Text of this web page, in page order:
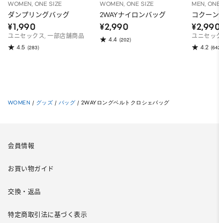
WOMEN, ONE SIZE
ダンプリングバッグ
¥1,990
ユニセックス, 一部店舗商品
4.5 (283)
WOMEN, ONE SIZE
2WAYナイロンバッグ
¥2,990
4.4 (202)
MEN,
コクー
ユニセッ
4.2
WOMEN / グッズ / バッグ / 2WAYロングベルトクロシェバッグ
会員情報
お買い物ガイド
交換・返品
特定商取引法に基づく表示